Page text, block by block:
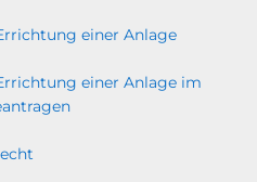
einer Anlage
einer Anlage im